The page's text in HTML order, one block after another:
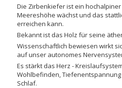
Die Zirbenkiefer ist ein hochalpiner
Meereshöhe wächst und das
erreichen kann.
Bekannt ist das Holz für seine
Wissenschaftlich bewiesen wirkt
auf unser autonomes
Es stärkt das Herz -
Wohlbefinden,
Schlaf.